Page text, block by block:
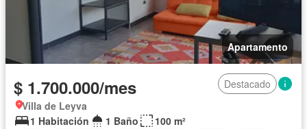
Apartamento
$ 1.700.000/mes
Destacado
Villa de Leyva
1 Habitación
1 Baño
100 m²